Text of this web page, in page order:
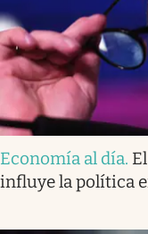
Economía al día.
influye la política